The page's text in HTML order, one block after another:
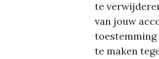
te
van jouw
toestemming
te maken